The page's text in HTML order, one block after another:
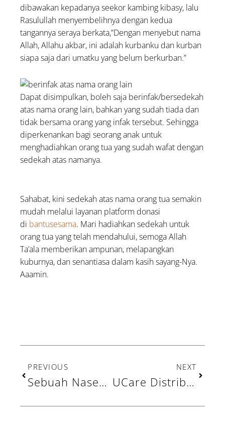
dibawakan kepadanya seekor kambing kibasy, lalu
Rasulullah menyembelihnya dengan kedua
tangannya seraya berkata,”Dengan menyebut nama
Allah, Allahu akbar, ini adalah kurbanku dan kurban
siapa saja dari umatku yang belum berkurban.”
Dapat disimpulkan, boleh saja berinfak/bersedekah
atas nama orang lain, bahkan yang sudah tiada dan
tidak bersama orang yang infak tersebut. Sehingga
diperkenankan bagi seorang anak untuk
menghadiahkan orang tua yang sudah wafat dengan
sedekah atas namanya.
Sahabat, kini sedekah atas nama orang tua semakin
mudah melalui layanan platform donasi
di bantusesama. Mari hadiahkan sedekah untuk
orang tua yang telah mendahului, semoga Allah
Ta’ala memberikan ampunan, melapangkan
kuburnya, dan senantiasa dalam kasih sayang-Nya.
Aaamin.
PREVIOUS
Sebuah Nasehat Bagi Jiwa yang Lelah
NEXT
UCare Distribusikan Paket Power Qurban di TPA Raudhah Al Haramain